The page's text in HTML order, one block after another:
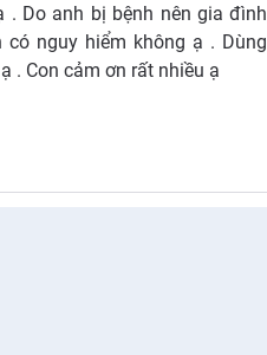
Do anh bị bệnh nên gia đình
nguy hiểm không ạ . Dùng
. Con cảm ơn rất nhiều ạ